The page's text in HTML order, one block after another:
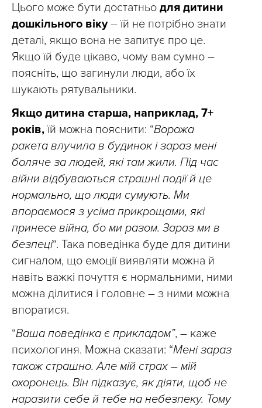
Цього може бути достатньо для дитини
дошкільного віку– їй не потрібно знати
деталі, якщо вона не запитує про це.
Якщо їй буде цікаво, чому вам сумно –
поясніть, що загинули люди, або їх
шукають рятувальники.
Якщо дитина старша, наприклад, 7+
років,їй можна пояснити: “Ворожа
ракета влучила в будинок і зараз мені
боляче за людей, які там жили. Під час
війни відбуваються страшні події й це
нормально, що люди сумують. Ми
впораємося з усіма прикрощами, які
принесе війна, бо ми разом. Зараз ми в
безпеці“. Така поведінка буде для дитини
сигналом, що емоції виявляти можна й
навіть важкі почуття є нормальними, ними
можна ділитися і головне – з ними можна
впоратися.
“Ваша поведінка є прикладом”, – каже
психологиня. Можна сказати: “Мені зараз
також страшно. Але мій страх – мій
охоронець. Він підказує, як діяти, щоб не
наразити себе й тебе на небезпеку. Тому